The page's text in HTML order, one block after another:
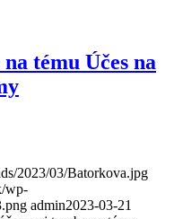
tému Účes na
2023/03/Batorkova.jpg
wp-
admin2023-03-21